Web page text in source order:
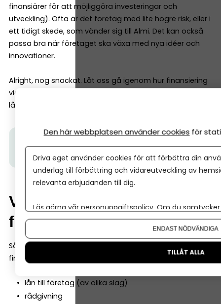
finansiärer för att möjliggöra investeringar och
utveckling). Ofta är det företag med lite högre risk, eller i
ett tidigt skede, som vänder sig till Almi. Det kan också
passa bra när företaget ska växa med nya idéer och
innovationer.
Alright, nog snackat. Låt oss gå igenom hur finansiering
via Almi fungerar – för det kan faktiskt handla om såväl
lån som verifieringsmedel och riskkapital.
företag
– läs om olika typer av lån
Vilka är Almi – och varför
finns de?
Så låt oss börja där, och sammanfatta vilka typer av
finansiering och tjänster Almi erbjuder:
lån till företag (av olika slag)
rådgivning
Den här webbplatsen använder cookies för
Driva eget använder cookies för att förbättra din
underlag till förbättring och vidareutveckling av
relevanta erbjudanden till dig.
Läs gärna vår personuppgiftspolicy. Om du
Om du vill ändra ditt val i efterhand hittar du den
ENDAST NÖDVÄNDIGA
TILLÅT ALLA